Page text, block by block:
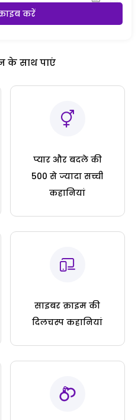
करें
के साथ पाएं
प्यार और बदले की
500 से ज्यादा सच्ची
कहानियां
साइबर क्राइम की
दिलचस्प कहानियां